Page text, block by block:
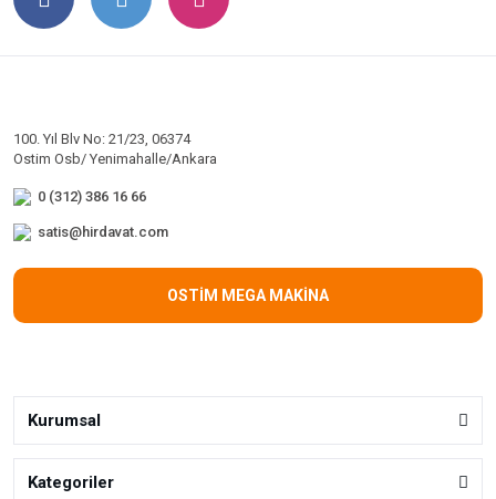
100. Yıl Blv No: 21/23, 06374
Ostim Osb/ Yenimahalle/Ankara
0 (312) 386 16 66
satis@hirdavat.com
OSTİM MEGA MAKİNA
Kurumsal
Kategoriler